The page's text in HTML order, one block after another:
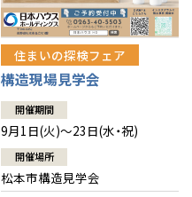
住まいの探検フェア
構造現場見学会
開催期間
9月1日(火)～23日(水・祝)
開催場所
松本市構造見学会